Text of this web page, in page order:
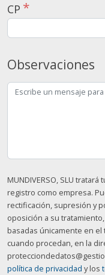
CP
Observaciones
MUNDIVERSO, SLU
registro como empresa.
rectificación, supresión y
oposición a su
basadas únicamente en
cuando procedan, en la
política de privacidad y los